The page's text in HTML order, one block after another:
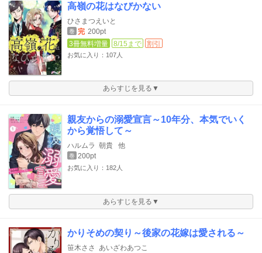
高嶺の花はなびかない
ひさまつえいと
巻 完 200pt
3冊無料増量
8/15まで 割引
お気に入り：107人
あらすじを見る▼
親友からの溺愛宣言～10年分、本気でいく
から覚悟して～
ハルムラ 朝貴 他
巻 200pt
お気に入り：182人
あらすじを見る▼
かりそめの契り～後家の花嫁は愛される～
笹木ささ あいざわあつこ